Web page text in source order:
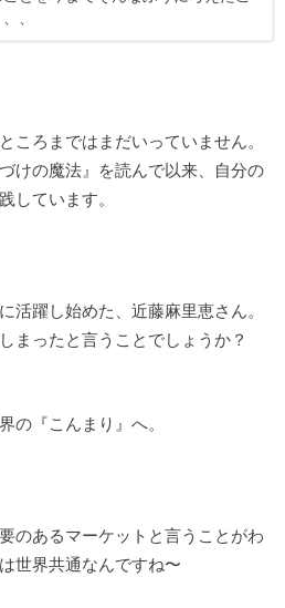
、
ころまではまだいっていません。
けの魔法』を読んで以来、自分の
しています。
活躍し始めた、近藤麻里恵さん。
まったと言うことでしょうか？
の『こんまり』へ。
のあるマーケットと言うことがわ
世界共通なんですね〜